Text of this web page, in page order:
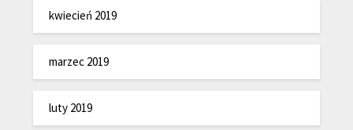
kwiecień 2019
marzec 2019
luty 2019